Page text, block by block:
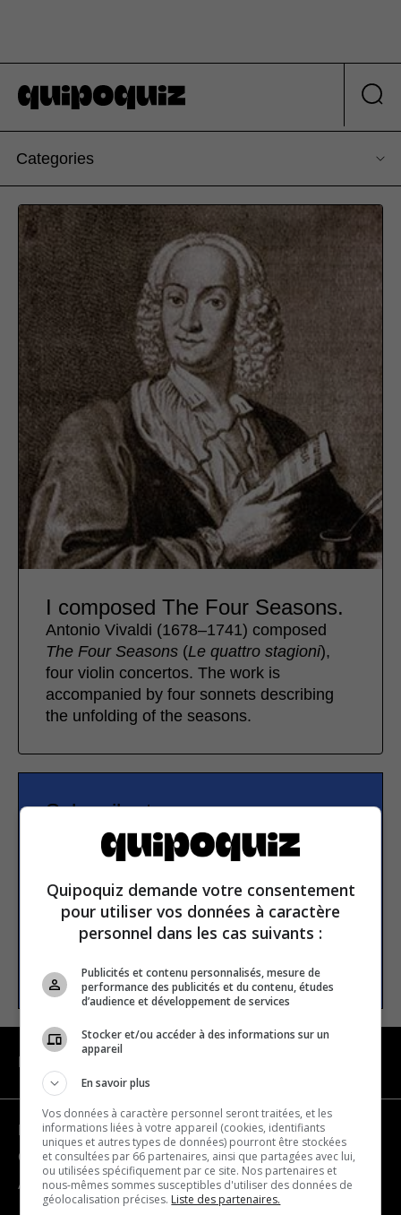
Categories
I composed The Four Seasons.
Antonio Vivaldi (1678–1741) composed
The Four Seasons (Le quattro stagioni),
four violin concertos. The work is
accompanied by four sonnets describing
the unfolding of the seasons.
Subscribe to our
newsletter
Email address
SUBSCRIBE
Become a partner
Contact us
About us
Quipoquiz demande votre consentement
pour utiliser vos données à caractère
personnel dans les cas suivants :
Publicités et contenu personnalisés, mesure de
performance des publicités et du contenu, études
d’audience et développement de services
Stocker et/ou accéder à des informations sur un
appareil
En savoir plus
Vos données à caractère personnel seront traitées, et les
informations liées à votre appareil (cookies, identifiants
uniques et autres types de données) pourront être stockées
et consultées par 66 partenaires, ainsi que partagées avec lui,
ou utilisées spécifiquement par ce site. Nos partenaires et
nous-mêmes sommes susceptibles d'utiliser des données de
géolocalisation précises. Liste des partenaires.